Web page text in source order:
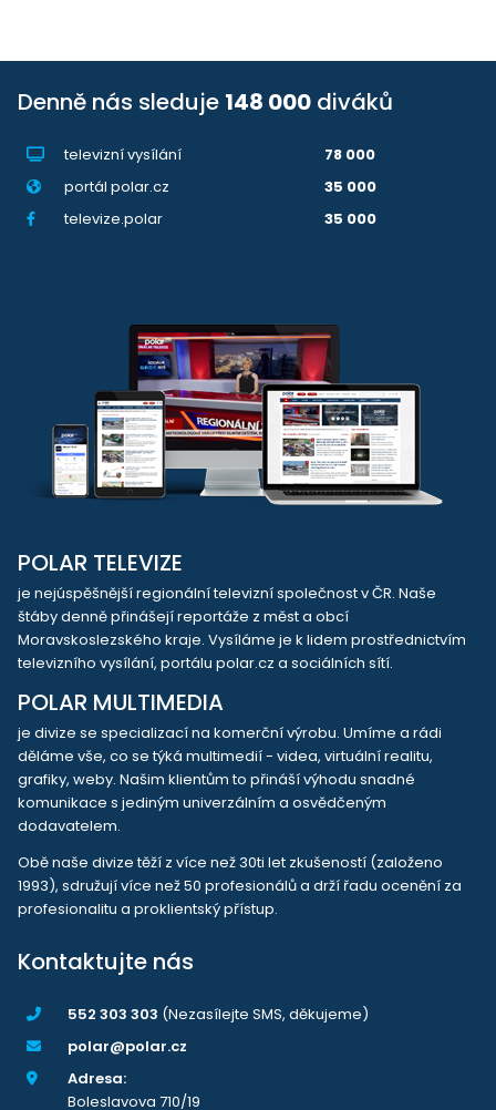
Denně nás sleduje 148 000 diváků
televizní vysílání
78 000
portál polar.cz
35 000
televize.polar
35 000
POLAR TELEVIZE
je nejúspěšnější regionální televizní společnost v ČR. Naše
štáby denně přinášejí reportáže z měst a obcí
Moravskoslezského kraje. Vysíláme je k lidem prostřednictvím
televizního vysílání, portálu polar.cz a sociálních sítí.
POLAR MULTIMEDIA
je divize se specializací na komerční výrobu. Umíme a rádi
děláme vše, co se týká multimedií - videa, virtuální realitu,
grafiky, weby. Našim klientům to přináší výhodu snadné
komunikace s jediným univerzálním a osvědčeným
dodavatelem.
Obě naše divize těží z více než 30ti let zkušeností (založeno
1993), sdružují více než 50 profesionálů a drží řadu ocenění za
profesionalitu a proklientský přístup.
Kontaktujte nás
552 303 303 (Nezasílejte SMS, děkujeme)
polar@polar.cz
Adresa:
Boleslavova 710/19